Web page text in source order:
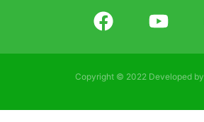
Copyright © 2022 Developed by